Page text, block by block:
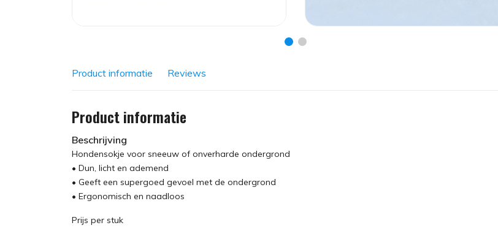
Product informatie Reviews
Product informatie
Beschrijving
Hondensokje voor sneeuw of onverharde ondergrond
• Dun, licht en ademend
• Geeft een supergoed gevoel met de ondergrond
• Ergonomisch en naadloos
Prijs per stuk